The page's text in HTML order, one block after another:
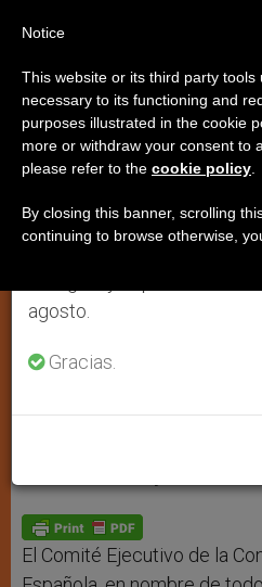
Los obispos
agradecen al rey
a la democracia
El rey de España,
W
s
p
p
M
e
g
e
r
F
b
o
k
T
t
S
e
El Comité Ejecutivo de la
Aviso importante
Del 27 de julio al 7 de
anual, aprovechando que
se generan menos
agosto.
Gracias.
Notice
This website or its third party tools
necessary to its functioning and
purposes illustrated in the cookie
more or withdraw your consent to
please refer to the cookie policy
By closing this banner, scrolling
continuing to browse otherwise,